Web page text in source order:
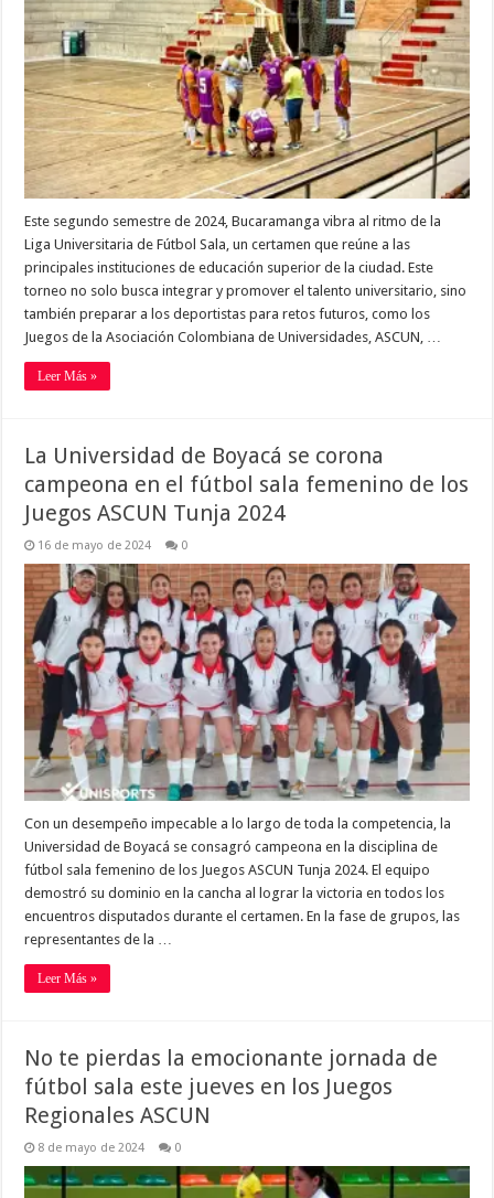
Este segundo semestre de 2024, Bucaramanga vibra al ritmo de la
Liga Universitaria de Fútbol Sala, un certamen que reúne a las
principales instituciones de educación superior de la ciudad. Este
torneo no solo busca integrar y promover el talento universitario, sino
también preparar a los deportistas para retos futuros, como los
Juegos de la Asociación Colombiana de Universidades, ASCUN, …
Leer Más »
La Universidad de Boyacá se corona
campeona en el fútbol sala femenino de los
Juegos ASCUN Tunja 2024
16 de mayo de 2024 0
Con un desempeño impecable a lo largo de toda la competencia, la
Universidad de Boyacá se consagró campeona en la disciplina de
fútbol sala femenino de los Juegos ASCUN Tunja 2024. El equipo
demostró su dominio en la cancha al lograr la victoria en todos los
encuentros disputados durante el certamen. En la fase de grupos, las
representantes de la …
Leer Más »
No te pierdas la emocionante jornada de
fútbol sala este jueves en los Juegos
Regionales ASCUN
8 de mayo de 2024 0